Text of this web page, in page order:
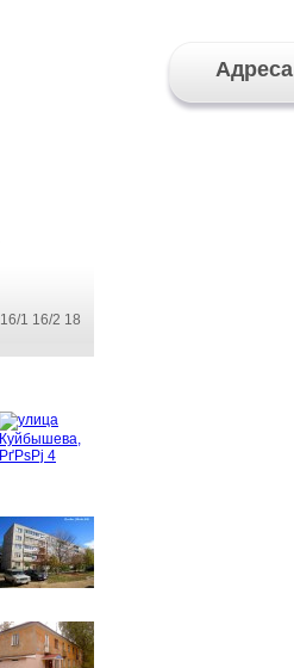
Адреса
16/1 16/2 18